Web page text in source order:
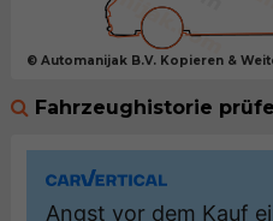
© Automanijak B.V. Kopieren &
Fahrzeughistorie